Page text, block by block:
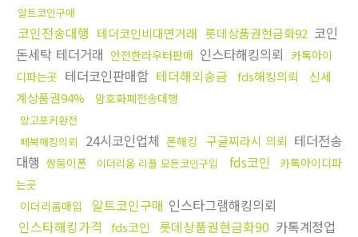
알트코인구매
코인전송대행 테더코인비대면거래 롯데상품권현금화92 코인
돈세탁 테더거래 안전한라우터판매 인스타해킹의뢰 카톡아이
디파는곳 테더코인판매함 테더해외송금 fds해킹의뢰
신세
계상품권94%
암호화폐전송대행
망고포커환전
페북해킹의뢰
24시코인업체 폰해킹 구글찌라시 의뢰 테더전송
대행 쌍둥이폰 이더리움 리플 모든코인구입 fds코인
카톡아이디파
는곳
이더리움매입
알트코인구매 인스타그램해킹의뢰
인스타해킹가격
fds코인 롯데상품권현금화90 카톡계정업